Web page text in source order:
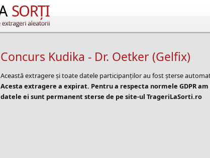
Concurs Kudika - Dr. Oetker (Gelfix)
Această extragere și toate datele participanților au fost șterse
Acesta extragere a expirat. Pentru a respecta normele GDPR
datele ei sunt permanent sterse de pe site-ul TrageriLaSorti.ro